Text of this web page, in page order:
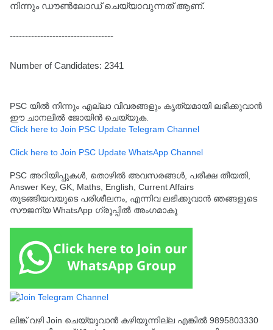
നിന്നും ഡൗൺലോഡ് ചെയ്യാവുന്നത് ആണ്.
----------------------------------
Number of Candidates: 2341
PSC യിൽ നിന്നും എല്ലാ വിവരങ്ങളും കൃത്യമായി ലഭിക്കുവാൻ
ഈ ചാനലിൽ ജോയിൻ ചെയ്യുക.
Click here to Join PSC Update Telegram Channel
Click here to Join PSC Update WhatsApp Channel
PSC അറിയിപ്പുകൾ, തൊഴിൽ അവസരങ്ങൾ, പരീക്ഷ തീയതി,
Answer Key, GK, Maths, English, Current Affairs
തുടങ്ങിയവയുടെ പരിശീലനം, എന്നിവ ലഭിക്കുവാൻ ഞങ്ങളുടെ
സൗജന്യ WhatsApp ഗ്രൂപ്പിൽ അംഗമാകൂ
ലിങ്ക് വഴി Join ചെയ്യുവാൻ കഴിയുന്നില്ല എങ്കിൽ 9895803330